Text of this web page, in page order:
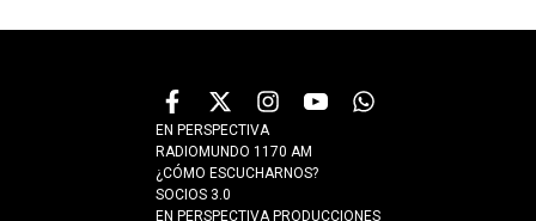
EN PERSPECTIVA
RADIOMUNDO 1170 AM
¿CÓMO ESCUCHARNOS?
SOCIOS 3.0
EN PERSPECTIVA PRODUCCIONES